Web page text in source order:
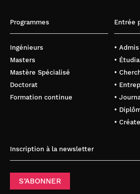
Programmes
Ingénieurs
Masters
Mastère Spécialisé
Doctorat
Formation continue
Entrée
• Admis
•
•
•
•
•
•
Inscription à la newsletter
S’ABONNER